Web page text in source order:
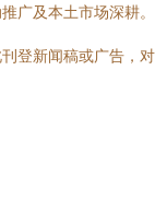
广及本土市场深耕。
登新闻稿或广告